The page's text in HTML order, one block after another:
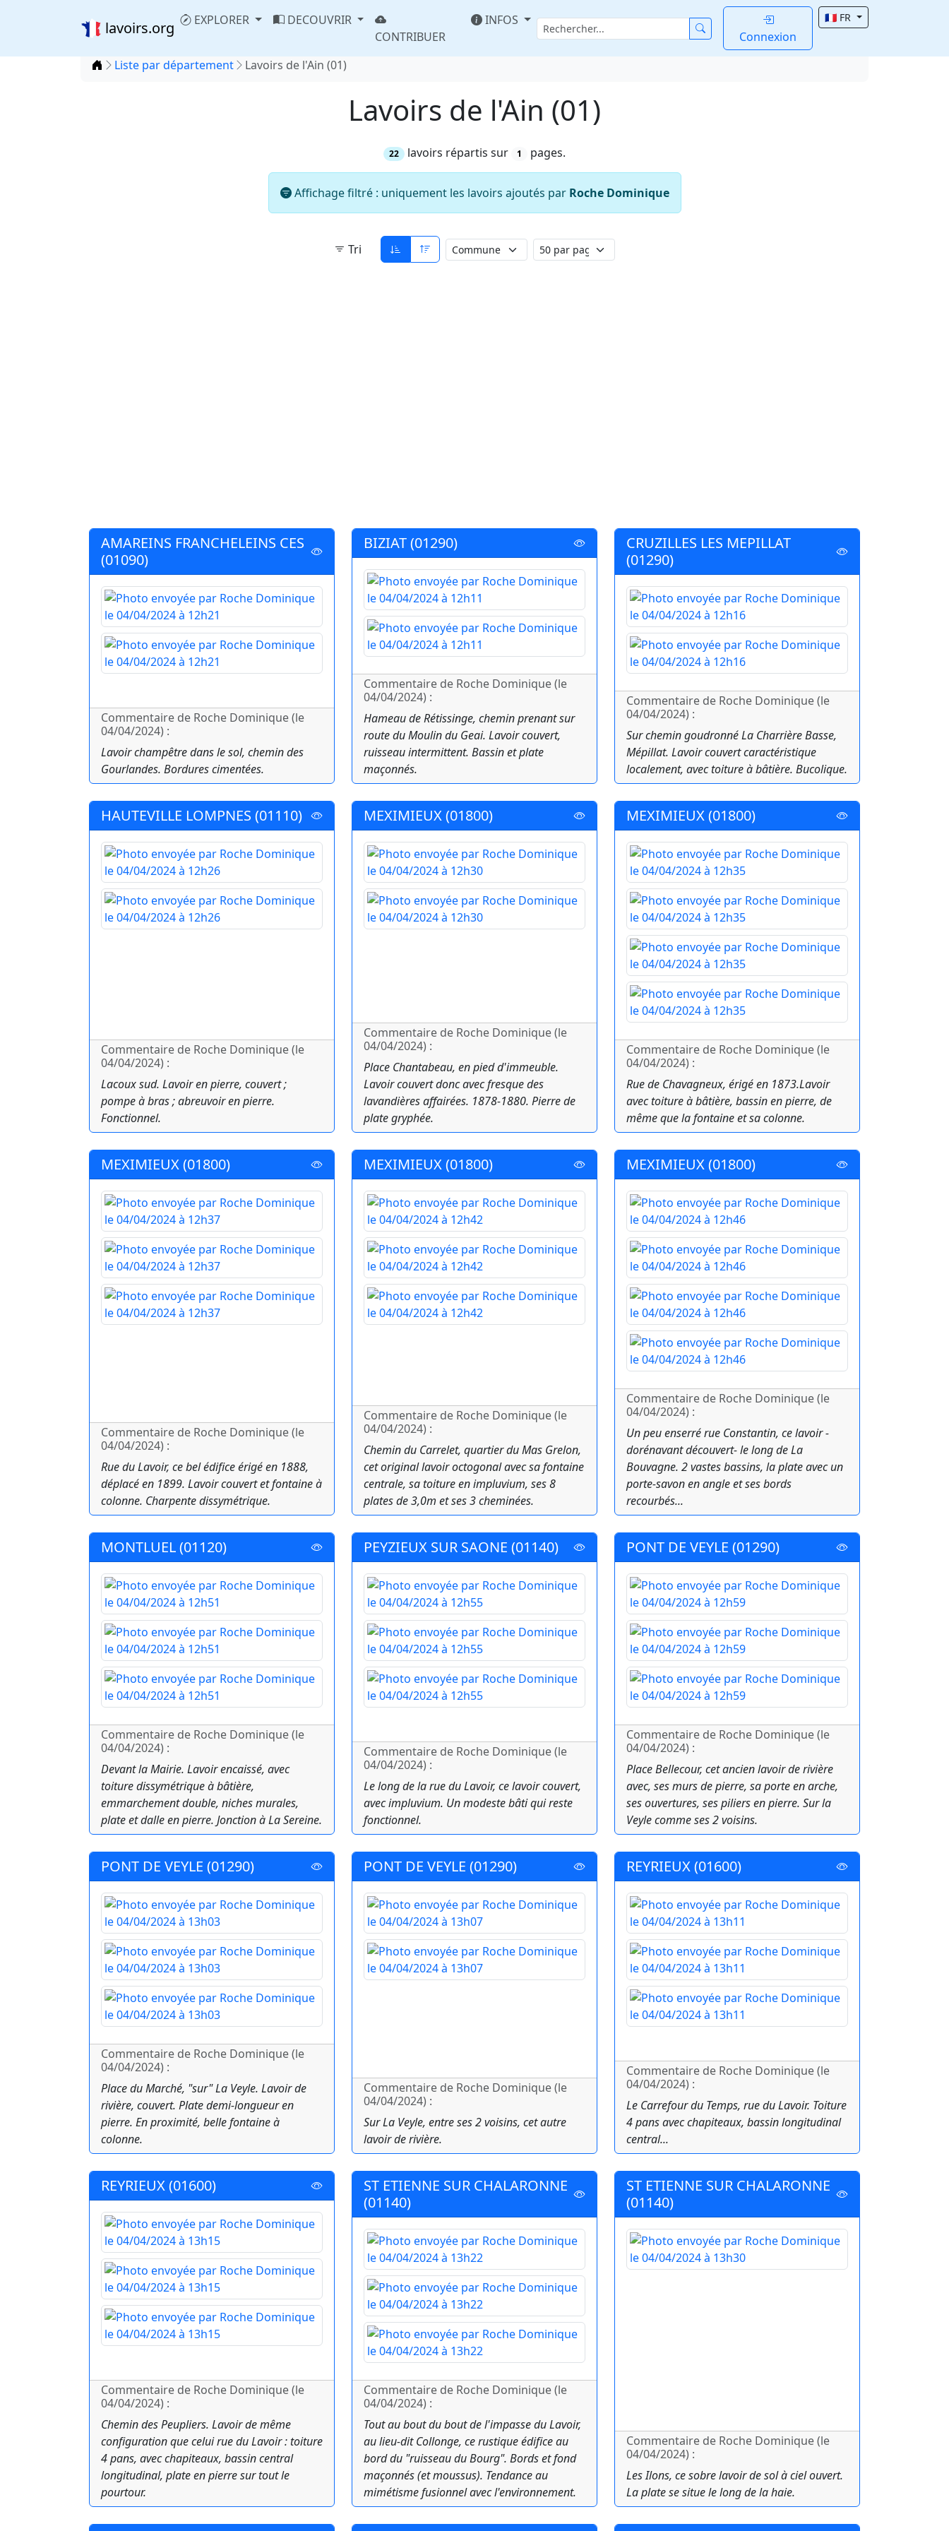
lavoirs.org EXPLORER
DECOUVRIR
CONTRIBUER
INFOS
Connexion
🇫🇷 FR
Accueil
Liste par département Lavoirs de l'Ain (01)
Lavoirs de l'Ain (01)
22 lavoirs répartis sur 1 pages.
Affichage filtré : uniquement les lavoirs ajoutés par Roche Dominique
Tri
AMAREINS FRANCHELEINS CES
(01090)
Commentaire de Roche Dominique (le
04/04/2024) :
Lavoir champêtre dans le sol, chemin des
Gourlandes. Bordures cimentées.
BIZIAT (01290)
Commentaire de Roche Dominique (le
04/04/2024) :
Hameau de Rétissinge, chemin prenant sur
route du Moulin du Geai. Lavoir couvert,
ruisseau intermittent. Bassin et plate
maçonnés.
CRUZILLES LES MEPILLAT
(01290)
Commentaire de Roche Dominique (le
04/04/2024) :
Sur chemin goudronné La Charrière Basse,
Mépillat. Lavoir couvert caractéristique
localement, avec toiture à bâtière. Bucolique.
HAUTEVILLE LOMPNES (01110)
Commentaire de Roche Dominique (le
04/04/2024) :
Lacoux sud. Lavoir en pierre, couvert ;
pompe à bras ; abreuvoir en pierre.
Fonctionnel.
MEXIMIEUX (01800)
Commentaire de Roche Dominique (le
04/04/2024) :
Place Chantabeau, en pied d'immeuble.
Lavoir couvert donc avec fresque des
lavandières affairées. 1878-1880. Pierre de
plate gryphée.
MEXIMIEUX (01800)
Commentaire de Roche Dominique (le
04/04/2024) :
Rue de Chavagneux, érigé en 1873.Lavoir
avec toiture à bâtière, bassin en pierre, de
même que la fontaine et sa colonne.
MEXIMIEUX (01800)
Commentaire de Roche Dominique (le
04/04/2024) :
Rue du Lavoir, ce bel édifice érigé en 1888,
déplacé en 1899. Lavoir couvert et fontaine à
colonne. Charpente dissymétrique.
MEXIMIEUX (01800)
Commentaire de Roche Dominique (le
04/04/2024) :
Chemin du Carrelet, quartier du Mas Grelon,
cet original lavoir octogonal avec sa fontaine
centrale, sa toiture en impluvium, ses 8
plates de 3,0m et ses 3 cheminées.
MEXIMIEUX (01800)
Commentaire de Roche Dominique (le
04/04/2024) :
Un peu enserré rue Constantin, ce lavoir -
dorénavant découvert- le long de La
Bouvagne. 2 vastes bassins, la plate avec un
porte-savon en angle et ses bords
recourbés...
MONTLUEL (01120)
Commentaire de Roche Dominique (le
04/04/2024) :
Devant la Mairie. Lavoir encaissé, avec
toiture dissymétrique à bâtière,
emmarchement double, niches murales,
plate et dalle en pierre. Jonction à La Sereine.
PEYZIEUX SUR SAONE (01140)
Commentaire de Roche Dominique (le
04/04/2024) :
Le long de la rue du Lavoir, ce lavoir couvert,
avec impluvium. Un modeste bâti qui reste
fonctionnel.
PONT DE VEYLE (01290)
Commentaire de Roche Dominique (le
04/04/2024) :
Place Bellecour, cet ancien lavoir de rivière
avec, ses murs de pierre, sa porte en arche,
ses ouvertures, ses piliers en pierre. Sur la
Veyle comme ses 2 voisins.
PONT DE VEYLE (01290)
Commentaire de Roche Dominique (le
04/04/2024) :
Place du Marché, "sur" La Veyle. Lavoir de
rivière, couvert. Plate demi-longueur en
pierre. En proximité, belle fontaine à
colonne.
PONT DE VEYLE (01290)
Commentaire de Roche Dominique (le
04/04/2024) :
Sur La Veyle, entre ses 2 voisins, cet autre
lavoir de rivière.
REYRIEUX (01600)
Commentaire de Roche Dominique (le
04/04/2024) :
Le Carrefour du Temps, rue du Lavoir. Toiture
4 pans avec chapiteaux, bassin longitudinal
central...
REYRIEUX (01600)
Commentaire de Roche Dominique (le
04/04/2024) :
Chemin des Peupliers. Lavoir de même
configuration que celui rue du Lavoir : toiture
4 pans, avec chapiteaux, bassin central
longitudinal, plate en pierre sur tout le
pourtour.
ST ETIENNE SUR CHALARONNE
(01140)
Commentaire de Roche Dominique (le
04/04/2024) :
Tout au bout du bout de l'impasse du Lavoir,
au lieu-dit Collonge, ce rustique édifice au
bord du "ruisseau du Bourg". Bords et fond
maçonnés (et moussus). Tendance au
mimétisme fusionnel avec l'environnement.
ST ETIENNE SUR CHALARONNE
(01140)
Commentaire de Roche Dominique (le
04/04/2024) :
Les Ilons, ce sobre lavoir de sol à ciel ouvert.
La plate se situe le long de la haie.